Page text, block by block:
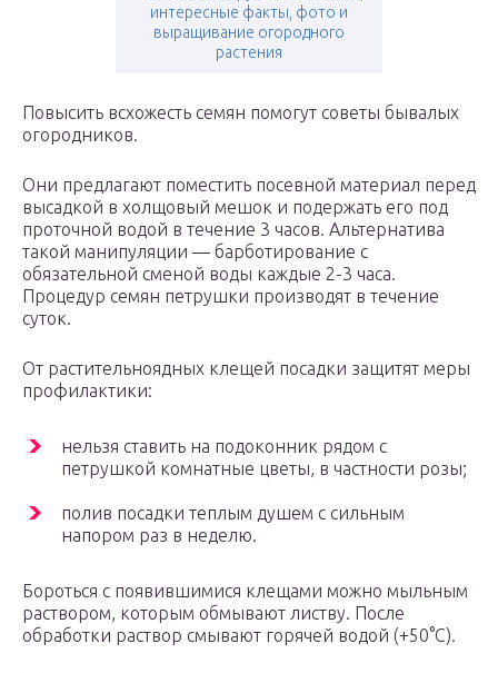
интересные факты, фото и
выращивание огородного
растения
Повысить всхожесть семян помогут советы бывалых
огородников.
Они предлагают поместить посевной материал перед
высадкой в холщовый мешок и подержать его под
проточной водой в течение 3 часов. Альтернатива
такой манипуляции — барботирование с
обязательной сменой воды каждые 2-3 часа.
Процедур семян петрушки производят в течение
суток.
От растительноядных клещей посадки защитят меры
профилактики:
нельзя ставить на подоконник рядом с
петрушкой комнатные цветы, в частности розы;
полив посадки теплым душем с сильным
напором раз в неделю.
Бороться с появившимися клещами можно мыльным
раствором, которым обмывают листву. После
обработки раствор смывают горячей водой (+50°C).